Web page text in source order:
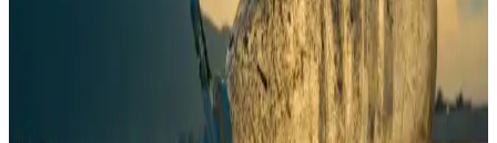
Sakashi Ev Tipi 3 İplikli Dikiş Makine Çardağı, büyük bobin iplik
kullanımını kolaylaştıran, portatif ve düzenli çalışma alanı sunan
pratik bir aksesuardır. Dayanıklılık iyileştirmeleri önerilmektedir.
Universal Klima Su Tahliye Hortumu 5 Metre ve Ek
Parça ile Güvenli Kullanım